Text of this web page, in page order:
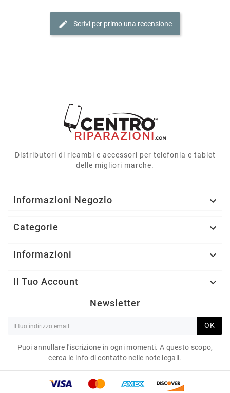
edit Scrivi per primo una recensione
Distributori di ricambi e accessori per telefonia e tablet
delle migliori marche.
Informazioni Negozio 
Categorie 
Informazioni 
Il Tuo Account 
Newsletter
OK
Puoi annullare l'iscrizione in ogni momenti. A questo scopo,
cerca le info di contatto nelle note legali.